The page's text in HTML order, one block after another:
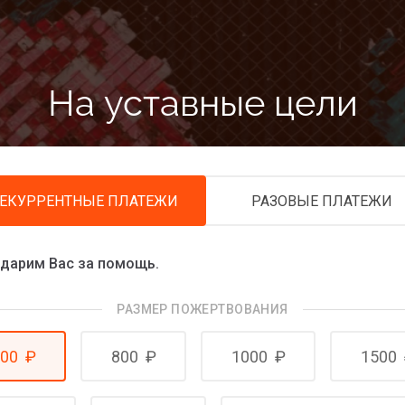
На уставные цели
ПЛАТЕЖИ РАЗОВЫЕ ПЛАТЕЖИ
Вас за помощь.
РАЗМЕР ПОЖЕРТВОВАНИЯ
₽ 800 ₽ 1000 ₽ 1500